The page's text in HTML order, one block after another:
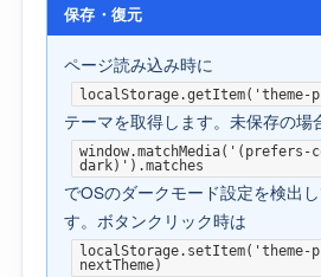
保存・復元
ページ読み込み時に
localStorage.getItem('theme-
テーマを取得します。未保存の場
window.matchMedia('(prefers-
dark)').matches
でOSのダークモード設定を検出
す。ボタンクリック時は
nextTheme)